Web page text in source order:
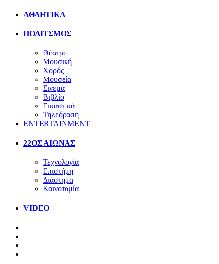
ΑΘΛΗΤΙΚΑ
ΠΟΛΙΤΣΜΟΣ
Θέατρο
Μουσική
Χορός
Μουσεία
Σινεμά
Βιβλίο
Εικαστικά
Τηλεόραση
ENTERTAINMENT
22ΟΣ ΑΙΩΝΑΣ
Τεχνολογία
Επιστήμη
Διάστημα
Καινοτομία
VIDEO